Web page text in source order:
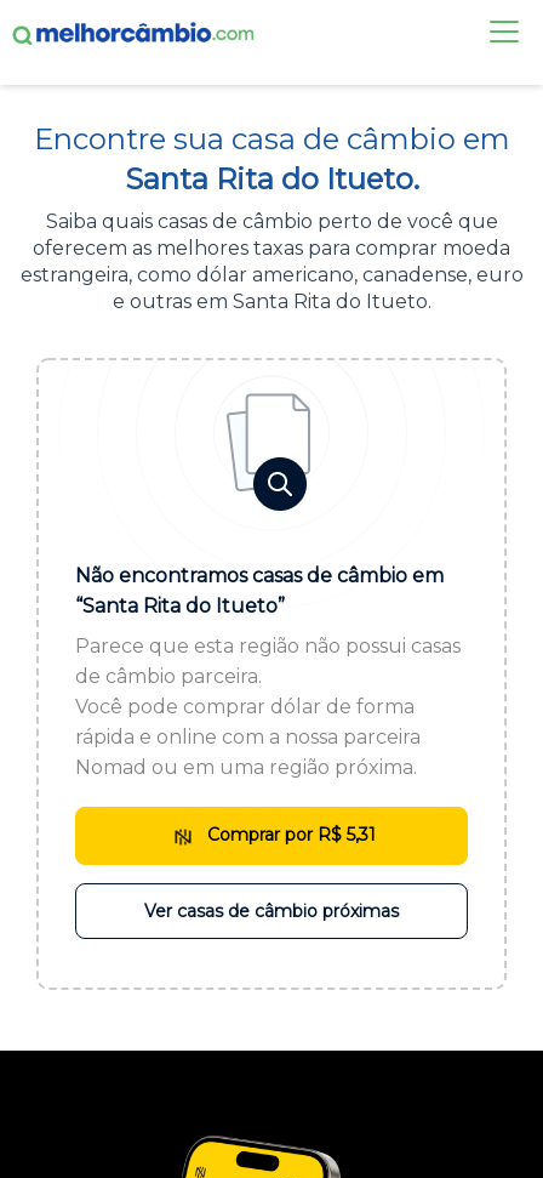
CASAS DE CÂMBIO
DÓLAR HOJE
ALERTA DE CÂMBIO
Acesse sua conta:
BROKER DE OFERTAS
ou cadastre-se se ainda não tem registro:
CADASTRE-SE
Encontre sua casa de câmbio em
Santa Rita do Itueto.
Saiba quais casas de câmbio perto de você que
oferecem as melhores taxas para comprar moeda
estrangeira, como dólar americano, canadense, euro
e outras em Santa Rita do Itueto.
Não encontramos casas de câmbio em
“Santa Rita do Itueto”
Parece que esta região não possui casas
de câmbio parceira.
Você pode comprar dólar de forma
rápida e online com a nossa parceira
Nomad ou em uma região próxima.
Comprar por R$ 5,31
Ver casas de câmbio próximas